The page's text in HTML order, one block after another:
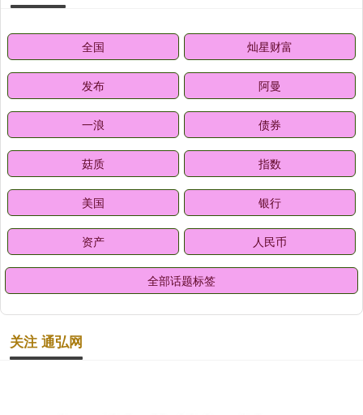
全国 灿星财富
发布 阿曼
一浪 债券
菇质 指数
美国 银行
资产 人民币
全部话题标签
关注 通弘网